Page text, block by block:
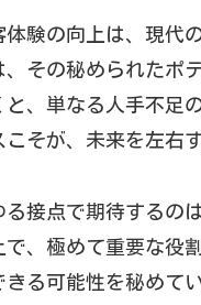
験の向上は、現代
、その秘められた
と、単なる人手不
そが、未来を左右
接点で期待するの
、極めて重要な役
る可能性を秘めて